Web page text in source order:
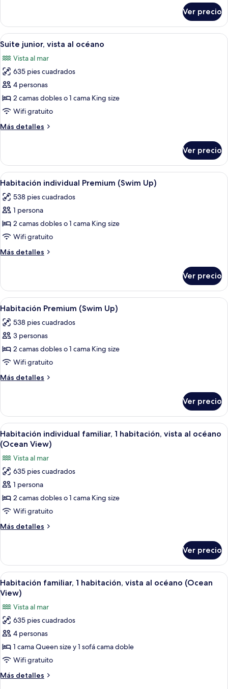
junior,
vista
al
océano
Ver precio
Abrir
todas
las
fotos
de
Suite
junior,
al
Un balcón con vistas a una piscina,
5
Suite junior, vista al océano
Vista al mar
635 pies cuadrados
4 personas
2 camas dobles o 1 cama King size
Wifi gratuito
Más detalles
Más
junior,
vista
al
Ver precio
Abrir
todas
las
fotos
de
Habitación
individual
Premium
Up)
5
Habitación individual Premium (Swim Up)
538 pies cuadrados
1 persona
2 camas dobles o 1 cama King size
Wifi gratuito
Más detalles
Más
individual
Premium
(Swim
Ver precio
Abrir
todas
las
fotos
de
Habitación
Premium
(Swim
5
Habitación Premium (Swim Up)
538 pies cuadrados
3 personas
2 camas dobles o 1 cama King size
Wifi gratuito
Más detalles
Más
Premium
(Swim
Up)
Ver precio
Abrir
todas
las
fotos
de
Habitación
individual
familiar,
1
habitación,
al
océano
(Ocean
View)
Un baño con bañera, una toalla y
5
Habitación individual familiar, 1 habitación, vista al océano
(Ocean View)
Vista al mar
635 pies cuadrados
1 persona
2 camas dobles o 1 cama King size
Wifi gratuito
Más detalles
Más
individual
familiar,
1
habitación,
al
océano
(Ocean
View)
Ver precio
Abrir
todas
fotos
de
Habitación
familiar,
1
habitación,
vista
Un baño con bañera, una toalla y
5
Habitación familiar, 1 habitación, vista al océano (Ocean
View)
Vista al mar
635 pies cuadrados
4 personas
1 cama Queen size y 1 sofá cama doble
Wifi gratuito
Más detalles
Más